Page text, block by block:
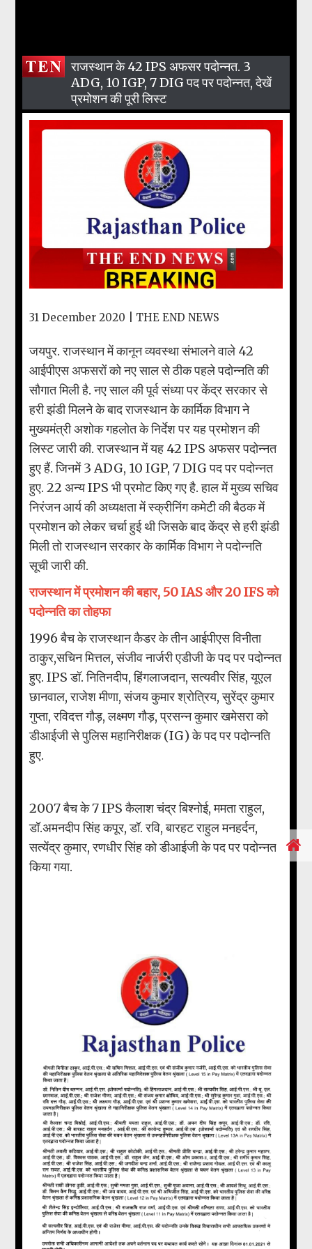
राजस्थान के 42 IPS अफसर पदोन्नत. 3
ADG, 10 IGP, 7 DIG पद पर पदोन्नत, देखें
प्रमोशन की पूरी लिस्ट
31 December 2020 | THE END NEWS
जयपुर. राजस्थान में कानून व्यवस्था संभालने वाले 42
आईपीएस अफसरों को नए साल से ठीक पहले पदोन्नति की
सौगात मिली है. नए साल की पूर्व संध्या पर केंद्र सरकार से
हरी झंडी मिलने के बाद राजस्थान के कार्मिक विभाग ने
मुख्यमंत्री अशोक गहलोत के निर्देश पर यह प्रमोशन की
लिस्ट जारी की. राजस्थान में यह 42 IPS अफसर पदोन्नत
हुए हैं. जिनमें 3 ADG, 10 IGP, 7 DIG पद पर पदोन्नत
हुए. 22 अन्य IPS भी प्रमोट किए गए है. हाल में मुख्य सचिव
निरंजन आर्य की अध्यक्षता में स्क्रीनिंग कमेटी की बैठक में
प्रमोशन को लेकर चर्चा हुई थी जिसके बाद केंद्र से हरी झंडी
मिली तो राजस्थान सरकार के कार्मिक विभाग ने पदोन्नति
सूची जारी की.
राजस्थान में प्रमोशन की बहार, 50 IAS और 20 IFS को
पदोन्नति का तोहफा
1996 बैच के राजस्थान कैडर के तीन आईपीएस विनीता
ठाकुर,सचिन मित्तल, संजीव नार्जरी एडीजी के पद पर पदोन्नत
हुए. IPS डॉ. नितिनदीप, हिंगलाजदान, सत्यवीर सिंह, यूएल
छानवाल, राजेश मीणा, संजय कुमार श्रोत्रिय, सुरेंद्र कुमार
गुप्ता, रविदत्त गौड़, लक्ष्मण गौड़, प्रसन्न कुमार खमेसरा को
डीआईजी से पुलिस महानिरीक्षक (IG) के पद पर पदोन्नति
हुए.
2007 बैच के 7 IPS कैलाश चंद्र बिश्नोई, ममता राहुल,
डॉ.अमनदीप सिंह कपूर, डॉ. रवि, बारहट राहुल मनहर्दन,
सत्येंद्र कुमार, रणधीर सिंह को डीआईजी के पद पर पदोन्नत
किया गया.